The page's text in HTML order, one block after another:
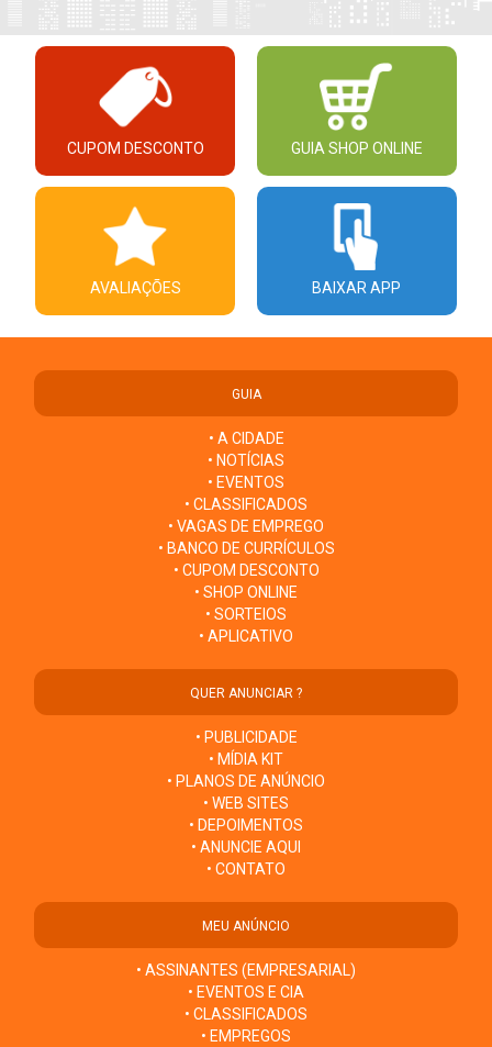
CUPOM DESCONTO GUIA SHOP ONLINE
AVALIAÇÕES BAIXAR APP
GUIA
• A CIDADE
• NOTÍCIAS
• EVENTOS
• CLASSIFICADOS
• VAGAS DE EMPREGO
• BANCO DE CURRÍCULOS
• CUPOM DESCONTO
• SHOP ONLINE
• SORTEIOS
• APLICATIVO
QUER ANUNCIAR ?
• PUBLICIDADE
• MÍDIA KIT
• PLANOS DE ANÚNCIO
• WEB SITES
• DEPOIMENTOS
• ANUNCIE AQUI
• CONTATO
MEU ANÚNCIO
• ASSINANTES (EMPRESARIAL)
• EVENTOS E CIA
• CLASSIFICADOS
• EMPREGOS